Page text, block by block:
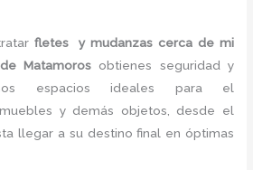
fletesy mudanzas cerca de mi
Matamoros obtienes seguridad y
espacios ideales para el
y demás objetos, desde el
llegar a su destino final en óptimas